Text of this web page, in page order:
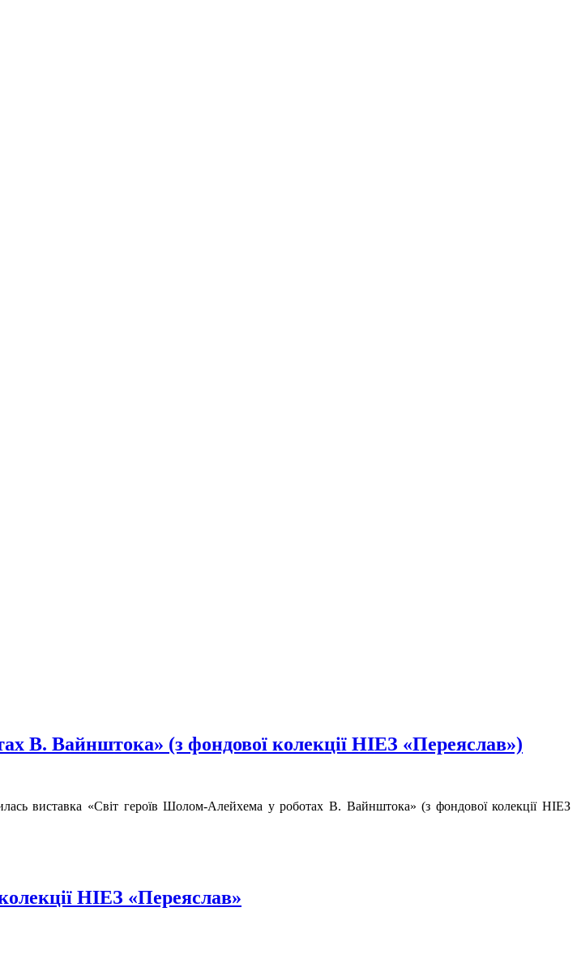
В. Вайнштока» (з фондової колекції НІЕЗ «Переяслав»)
виставка «Світ героїв Шолом-Алейхема у роботах В. Вайнштока» (з фондової колекції НІЕЗ
НІЕЗ «Переяслав»